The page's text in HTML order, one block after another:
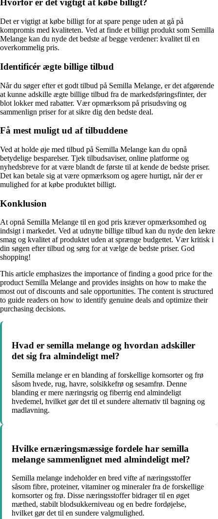
Hvorfor er det vigtigt at købe billigt?
Det er vigtigt at købe billigt for at spare penge uden at gå på
kompromis med kvaliteten. Ved at finde et billigt produkt som Semilla
Melange kan du nyde det bedste af begge verdener: kvalitet til en
overkommelig pris.
Identificér ægte billige tilbud
Når du søger efter et godt tilbud på Semilla Melange, er det afgørende
at kunne adskille ægte billige tilbud fra de markedsføringsfinter, der
blot lokker med rabatter. Vær opmærksom på prisudsving og
sammenlign priser for at sikre dig den bedste deal.
Få mest muligt ud af tilbuddene
Ved at holde øje med tilbud på Semilla Melange kan du opnå
betydelige besparelser. Tjek tilbudsaviser, online platforme og
nyhedsbreve for at være blandt de første til at kende de bedste priser.
Det kan betale sig at være opmærksom og agere hurtigt, når der er
mulighed for at købe produktet billigt.
Konklusion
At opnå Semilla Melange til en god pris kræver opmærksomhed og
indsigt i markedet. Ved at udnytte billige tilbud kan du nyde den lækre
smag og kvalitet af produktet uden at sprænge budgettet. Vær kritisk i
din søgen efter tilbud og sørg for at vælge de bedste priser. God
shopping!
This article emphasizes the importance of finding a good price for the
product Semilla Melange and provides insights on how to make the
most out of discounts and sale opportunities. The content is structured
to guide readers on how to identify genuine deals and optimize their
purchasing decisions.
Hvad er semilla melange og hvordan adskiller
det sig fra almindeligt mel?
Semilla melange er en blanding af forskellige kornsorter og frø
såsom hvede, rug, havre, solsikkefrø og sesamfrø. Denne
blanding er mere næringsrig og fiberrig end almindeligt
hvedemel, hvilket gør det til et sundere alternativ til bagning og
madlavning.
Hvilke ernæringsmæssige fordele har semilla
melange sammenlignet med almindeligt mel?
Semilla melange indeholder en bred vifte af næringsstoffer
såsom fibre, proteiner, vitaminer og mineraler fra de forskellige
kornsorter og frø. Disse næringsstoffer bidrager til en øget
mæthed, stabilt blodsukkerniveau og en bedre fordøjelse,
hvilket gør det til en sundere valgmulighed.